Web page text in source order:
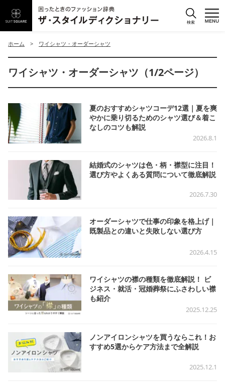
検索
ホーム > ワイシャツ・オーダーシャツ
ワイシャツ・オーダーシャツ（1/2ページ）
夏のおすすめシャツコーデ12選｜夏を爽
やかに乗り切るためのシャツ選び＆着こ
なしのコツも解説
2026.8.1
結婚式のシャツは色・柄・襟型に注目！
選び方やよくある質問について徹底解説
2026.7.30
オーダーシャツで仕事の印象を格上げ｜
既製品との違いと失敗しない選び方
2026.4.15
ワイシャツの襟の種類を徹底解説！ ビ
ジネス・就活・冠婚葬祭にふさわしい襟
も紹介
2025.12.25
ノンアイロンシャツを買うならこれ！お
すすめ5選からケア方法まで全解説
2025.12.1